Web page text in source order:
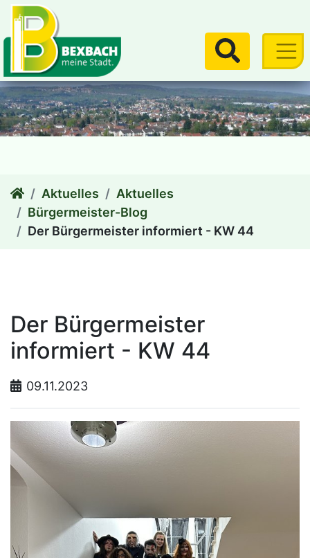
zum Inhalt
Suchen
Aktuelles
Aktuelles
Bürgermeister-Blog
Der Bürgermeister informiert - KW 44
Der Bürgermeister
informiert - KW 44
09.11.2023